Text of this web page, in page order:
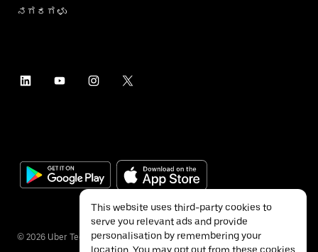
ನಗರಗಳು
© 2026 Uber Technologies Inc.
This website uses third-party cookies to
serve you relevant ads and provide
personalisation by remembering your